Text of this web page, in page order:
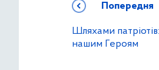
Попередня
Шляхами
нашим Героям